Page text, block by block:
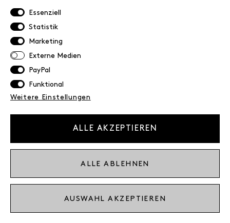
Retoure
Datenschutz
AGB
Impressum
NEWSLETTER
Ich bestätige die Datenschutzbestimmung
* inkl. MwSt. zzgl. Versandkosten
Essenziell
Statistik
Marketing
Externe Medien
PayPal
Funktional
Weitere Einstellungen
ALLE AKZEPTIEREN
ALLE ABLEHNEN
AUSWAHL AKZEPTIEREN